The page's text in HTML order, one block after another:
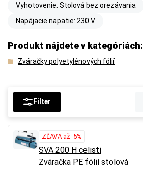
Vyhotovenie: Stolová bez orezávania
Napájacie napätie: 230 V
Produkt nájdete v kategóriách:
Zváračky polyetylénových fólií
Filter
ZĽAVA až -5%
SVA 200 H celisti
Zváračka PE fólií stolová